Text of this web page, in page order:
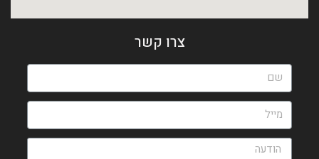
צרו קשר